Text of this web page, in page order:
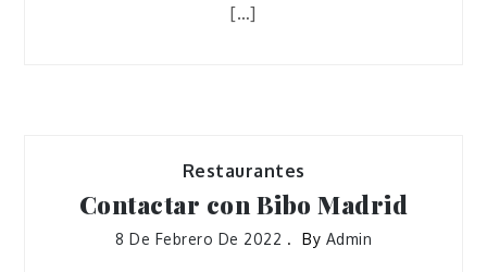
[…]
Restaurantes
Contactar con Bibo Madrid
8 De Febrero De 2022 By Admin